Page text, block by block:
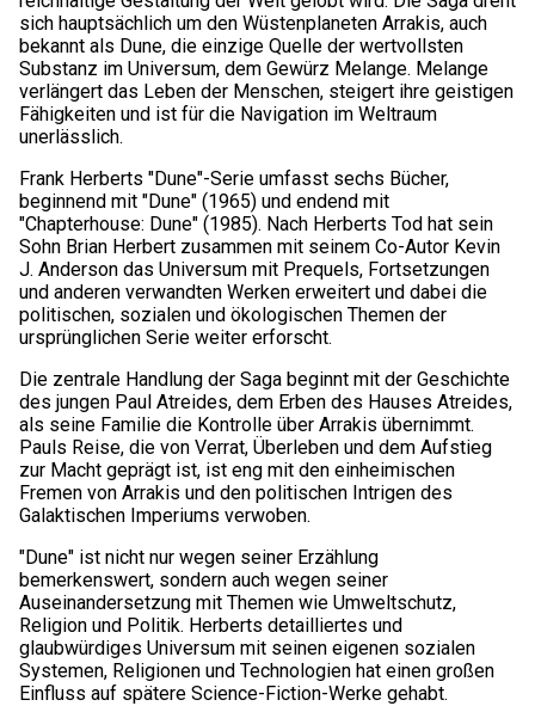
sich hauptsächlich um den Wüstenplaneten Arrakis, auch
bekannt als Dune, die einzige Quelle der wertvollsten
Substanz im Universum, dem Gewürz Melange. Melange
verlängert das Leben der Menschen, steigert ihre geistigen
Fähigkeiten und ist für die Navigation im Weltraum
unerlässlich.
Frank Herberts "Dune"-Serie umfasst sechs Bücher,
beginnend mit "Dune" (1965) und endend mit
"Chapterhouse: Dune" (1985). Nach Herberts Tod hat sein
Sohn Brian Herbert zusammen mit seinem Co-Autor Kevin
J. Anderson das Universum mit Prequels, Fortsetzungen
und anderen verwandten Werken erweitert und dabei die
politischen, sozialen und ökologischen Themen der
ursprünglichen Serie weiter erforscht.
Die zentrale Handlung der Saga beginnt mit der Geschichte
des jungen Paul Atreides, dem Erben des Hauses Atreides,
als seine Familie die Kontrolle über Arrakis übernimmt.
Pauls Reise, die von Verrat, Überleben und dem Aufstieg
zur Macht geprägt ist, ist eng mit den einheimischen
Fremen von Arrakis und den politischen Intrigen des
Galaktischen Imperiums verwoben.
"Dune" ist nicht nur wegen seiner Erzählung
bemerkenswert, sondern auch wegen seiner
Auseinandersetzung mit Themen wie Umweltschutz,
Religion und Politik. Herberts detailliertes und
glaubwürdiges Universum mit seinen eigenen sozialen
Systemen, Religionen und Technologien hat einen großen
Einfluss auf spätere Science-Fiction-Werke gehabt.